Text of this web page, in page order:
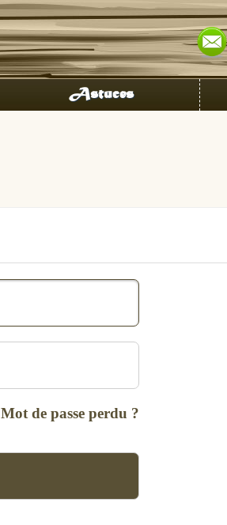
Astuces
Mot de passe perdu ?